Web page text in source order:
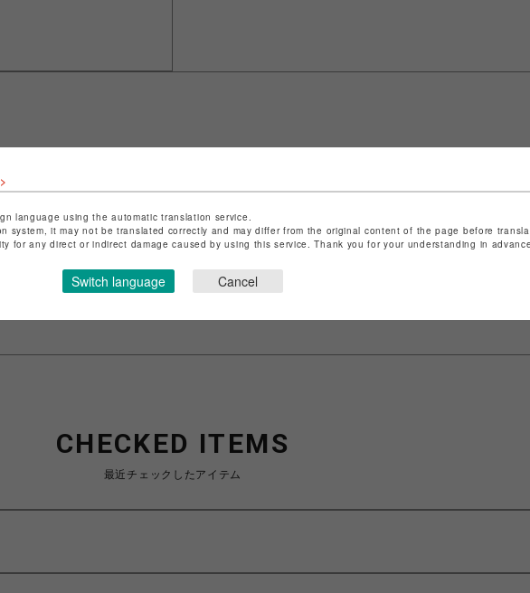
プ名
FURFUR
渋谷PARCO
引法など法令に基づく表記はこちら
プお問い合わせはこちら
SHOP
CHECKED ITEMS
最近チェックしたアイテム
language using the automatic translation service.
system, it may not be translated correctly and may differ from the original content of the page before
for any direct or indirect damage caused by using this service. Thank you for your understanding in
Switch language Cancel